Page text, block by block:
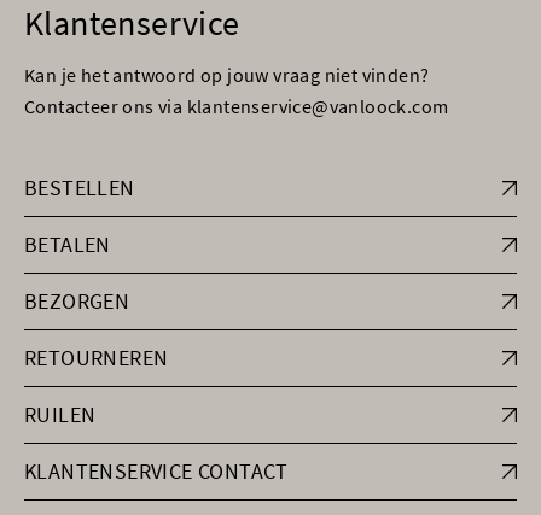
Klantenservice
Kan je het antwoord op jouw vraag niet vinden?
Contacteer ons via klantenservice@vanloock.com
BESTELLEN
BETALEN
BEZORGEN
RETOURNEREN
RUILEN
KLANTENSERVICE CONTACT